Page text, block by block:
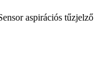
aspirációs tűzjelző